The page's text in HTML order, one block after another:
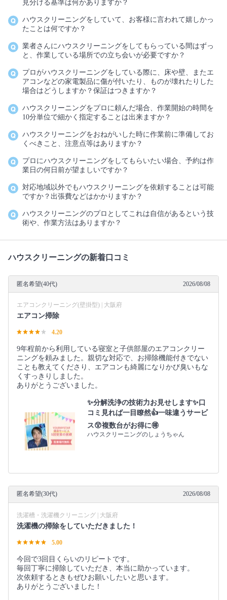
見分ける基準は何かありますか？
ハウスクリーニングをしていて、お客様に言われて嬉しかっ
たことは何ですか？
業者さんにハウスクリーニングをしてもらっている間はずっ
と、作業している場所での立ち会いが必要ですか？
プロがハウスクリーニングをしている際に、床や壁、またエ
アコンなどの家電製品に傷が付いたり、ものが壊れたりした
場合はどうしますか？保証はつきますか？
ハウスクリーニングをプロに頼んだ場合、作業開始の時間を
10分単位で細かく指定することは出来ますか？
ハウスクリーニングをおねがいした時に作業前に準備してお
くべきこと、注意点等はありますか？
プロにハウスクリーニングをしてもらいたい場合、予約は作
業日の何日前が望ましいですか？
対応地域以外でもハウスクリーニングを依頼することは可能
ですか？出張費などはかかりますか？
ハウスクリーニングのプロとしてこれは自信があるという技
術や、作業方法はありますか？
ハウスクリーニングの新着口コミ
匿名希望(40代) 2026/08/08
エアコンクリーニング(壁掛型) | 大阪府
エアコン掃除
4.20
9年程前から利用している寝室と子供部屋のエアコンクリー
ニングを頼みました。親切な対応で、お掃除機能付きでない
ことも教えてくださり、エアコンも綺麗になりかび臭いもな
くすっきりしました。
ありがとうございました。
✨分解洗浄の技術力お見せします✨口
コミ見れば一目瞭然👍一味違うサービ
ス😲複数台がお得に🉐
ハウスクリーニングのしょうちゃん
匿名希望(30代) 2026/08/08
洗濯槽・洗濯機クリーニング | 大阪府
洗濯機の掃除をしていただきました！
5.00
今回で3回目くらいのリピートです。
毎回丁寧に掃除していただき、本当に助かっています。
次依頼するときもぜひお願いしたいと思います。
ありがとうございました！